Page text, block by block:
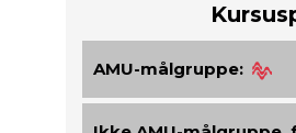
AMU-målgruppe: